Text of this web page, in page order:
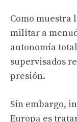
Como muestra
militar a
autonomía
supervisados
presión.
Sin embargo,
Europa es